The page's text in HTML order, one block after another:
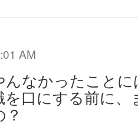
AM
んなかったこと
を口にする前に